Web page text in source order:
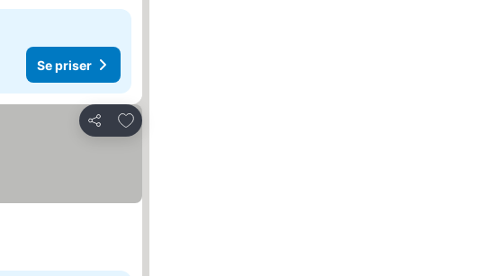
Se priser
Del
Føj til favoritter